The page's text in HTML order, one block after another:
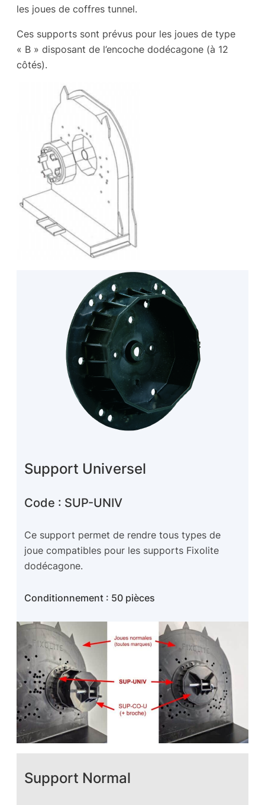
les joues de coffres tunnel.
Ces supports sont prévus pour les joues de type
« B » disposant de l’encoche dodécagone (à 12
côtés).
Support Universel
Code : SUP-UNIV
Ce support permet de rendre tous types de
joue compatibles pour les supports Fixolite
dodécagone.
Conditionnement : 50 pièces
Support Normal